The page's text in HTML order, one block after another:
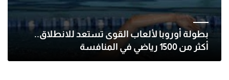
بطولة أوروبا لألعاب القوى تستعد للانطلاق..
أكثر من 1500 رياضي في المنافسة